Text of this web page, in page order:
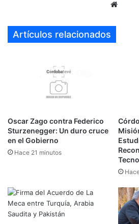
Artículos relacionados
Oscar Zago contra Federico
Sturzenegger: Un duro cruce
en el Gobierno
Hace 21 minutos